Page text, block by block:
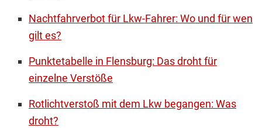
Nachtfahrverbot für Lkw-Fahrer: Wo und für wen
gilt es?
Punktetabelle in Flensburg: Das droht für
einzelne Verstöße
Rotlichtverstoß mit dem Lkw begangen: Was
droht?